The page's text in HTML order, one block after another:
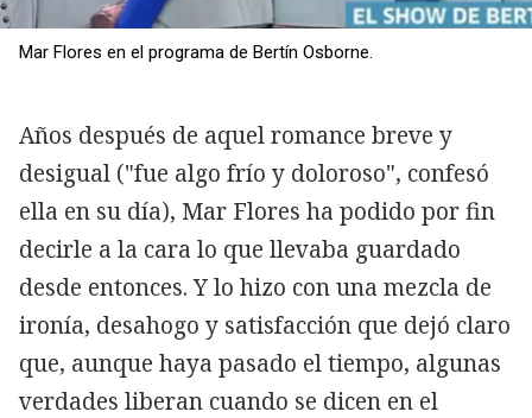
Mar Flores en el programa de Bertín Osborne.
Años después de aquel romance breve y
desigual ("fue algo frío y doloroso", confesó
ella en su día), Mar Flores ha podido por fin
decirle a la cara lo que llevaba guardado
desde entonces. Y lo hizo con una mezcla de
ironía, desahogo y satisfacción que dejó claro
que, aunque haya pasado el tiempo, algunas
verdades liberan cuando se dicen en el